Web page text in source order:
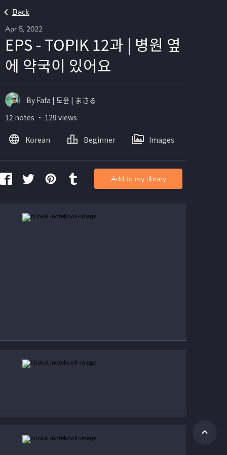
Back
Apr 5, 2022
EPS - TOPIK 12과 | 병원 옆
에 약국이 있어요
By Fafa | 도윤 | まさる
12 notes ・ 129 views
Korean Beginner Images
Add to my library